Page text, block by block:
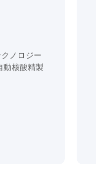
ノロジー
動核酸精製